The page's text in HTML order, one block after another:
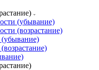
(убывание)
(возрастание)